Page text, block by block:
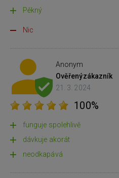
Pěkný
Nic
Anonym
Ověřenýzákazník
21. 3. 2024
100%
funguje spolehlivě
dávkuje akorát
neodkapává